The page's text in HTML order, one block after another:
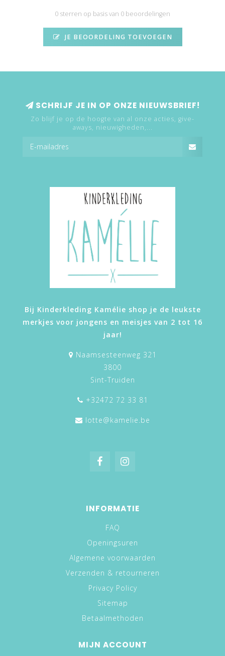
0 sterren op basis van 0 beoordelingen
JE BEOORDELING TOEVOEGEN
SCHRIJF JE IN OP ONZE NIEUWSBRIEF!
Zo blijf je op de hoogte van al onze acties, give-
aways, nieuwigheden,...
Bij Kinderkleding Kamélie shop je de leukste
merkjes voor jongens en meisjes van 2 tot 16
jaar!
Naamsesteenweg 321
3800
Sint-Truiden
+32472 72 33 81
lotte@kamelie.be
INFORMATIE
FAQ
Openingsuren
Algemene voorwaarden
Verzenden & retourneren
Privacy Policy
Sitemap
Betaalmethoden
MIJN ACCOUNT